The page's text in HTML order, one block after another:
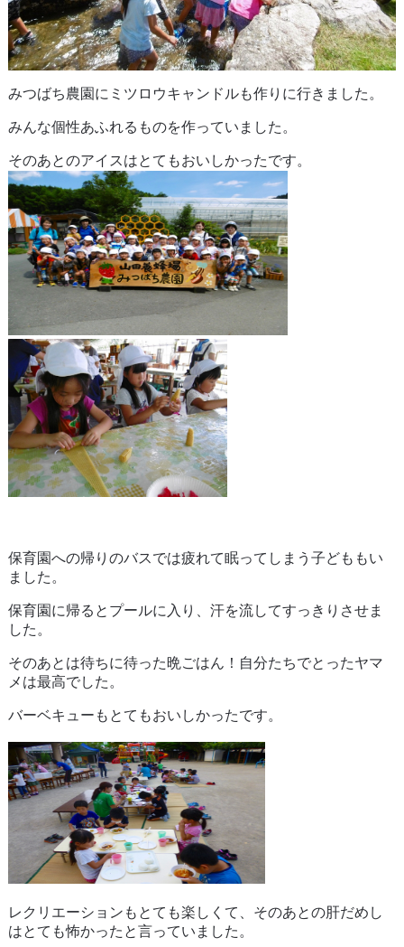
みつばち農園にミツロウキャンドルも作りに行きました。
みんな個性あふれるものを作っていました。
そのあとのアイスはとてもおいしかったです。
保育園への帰りのバスでは疲れて眠ってしまう子どももい
ました。
保育園に帰るとプールに入り、汗を流してすっきりさせま
した。
そのあとは待ちに待った晩ごはん！自分たちでとったヤマ
メは最高でした。
バーベキューもとてもおいしかったです。
レクリエーションもとても楽しくて、そのあとの肝だめし
はとても怖かったと言っていました。